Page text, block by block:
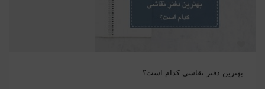
بهترین دفتر نقاشی کدام است؟